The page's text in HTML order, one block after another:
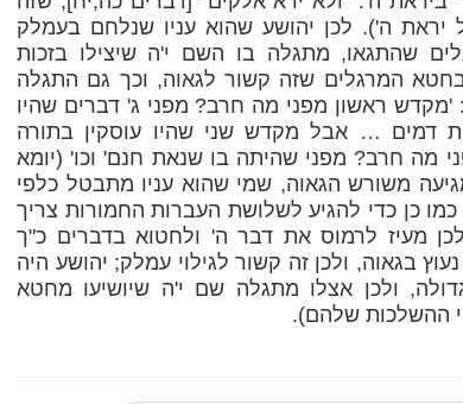
ה'). לכן יהושע שהוא עניו שנלחם בעמלק
שהתגאו, מתגלה בו השם י'ה שיצילו בזכות
המרגלים שזה קשור לגאוה, וכך גם התגלה
ראשון מפני מה חרב? מפני ג' דברים שהיו
דמים … אבל מקדש שני שהיו עוסקין בתורה
מה חרב? מפני שהיתה בו שנאת חנם' וכו' (יומא
משורש הגאוה, שמי שהוא עניו מתבטל כלפי
כמו כן כדי להגיע לשלושת העברות החמורות צריך
מעיז לרמוס את דבר ה' ולחטוא בדברים כ"ך
בגאוה, ולכן זה קשור לגילוי עמלק; יהושע היה
ולכן אצלו מתגלה שם י'ה שיושיעו מחטא
ההשלכות שלהם).